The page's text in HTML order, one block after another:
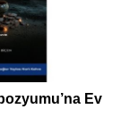
Ev